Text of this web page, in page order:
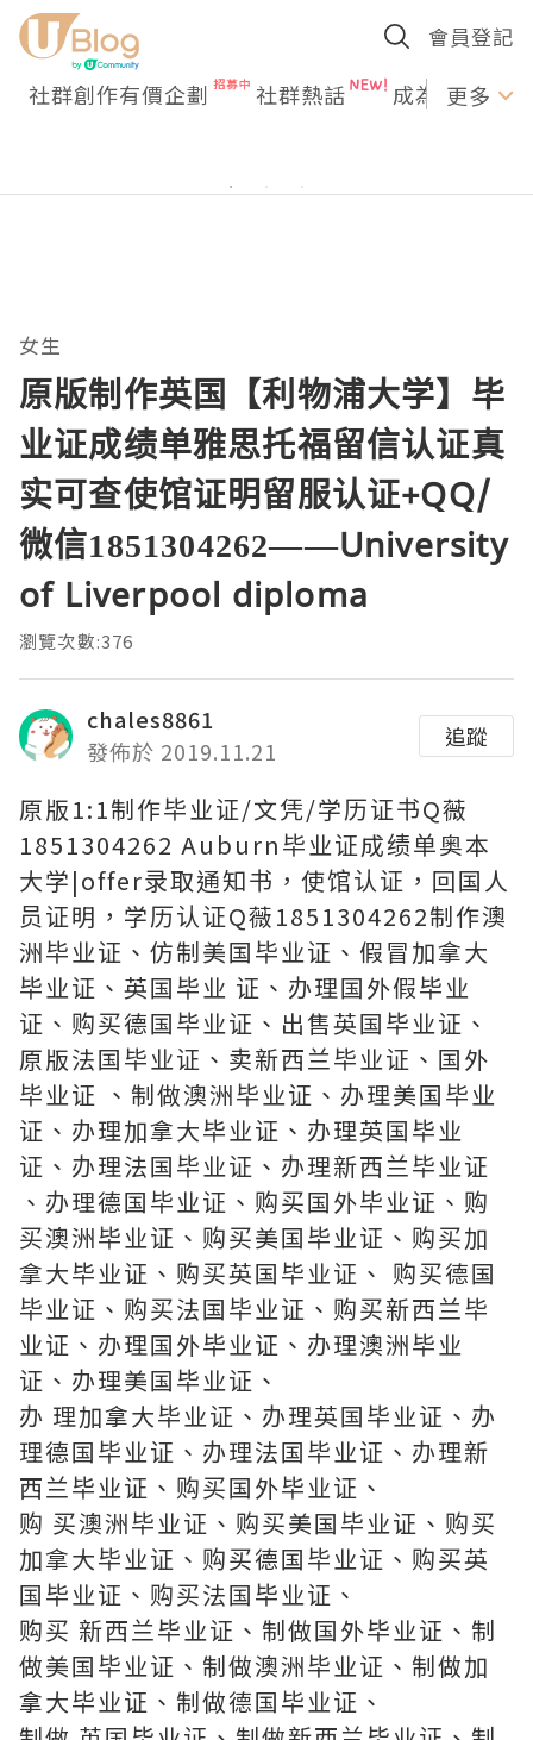
會員登記
社群創作有價企劃 社群熱話 成為U更多
女生
原版制作英国【利物浦大学】毕
业证成绩单雅思托福留信认证真
实可查使馆证明留服认证+QQ/
微信1851304262——University
of Liverpool diploma
瀏覽次數:376
chales8861
發佈於 2019.11.21
追蹤
原版1:1制作毕业证/文凭/学历证书Q薇
1851304262 Auburn毕业证成绩单奥本
大学|offer录取通知书，使馆认证，回国人
员证明，学历认证Q薇1851304262制作澳
洲毕业证、仿制美国毕业证、假冒加拿大
毕业证、英国毕业 证、办理国外假毕业
证、购买德国毕业证、出售英国毕业证、
原版法国毕业证、卖新西兰毕业证、国外
毕业证 、制做澳洲毕业证、办理美国毕业
证、办理加拿大毕业证、办理英国毕业
证、办理法国毕业证、办理新西兰毕业证
、办理德国毕业证、购买国外毕业证、购
买澳洲毕业证、购买美国毕业证、购买加
拿大毕业证、购买英国毕业证、 购买德国
毕业证、购买法国毕业证、购买新西兰毕
业证、办理国外毕业证、办理澳洲毕业
证、办理美国毕业证、
办 理加拿大毕业证、办理英国毕业证、办
理德国毕业证、办理法国毕业证、办理新
西兰毕业证、购买国外毕业证、
购 买澳洲毕业证、购买美国毕业证、购买
加拿大毕业证、购买德国毕业证、购买英
国毕业证、购买法国毕业证、
购买 新西兰毕业证、制做国外毕业证、制
做美国毕业证、制做澳洲毕业证、制做加
拿大毕业证、制做德国毕业证、